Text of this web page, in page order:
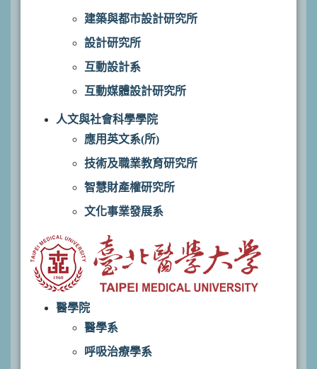
建築與都市設計研究所
設計研究所
互動設計系
互動媒體設計研究所
人文與社會科學學院
應用英文系(所)
技術及職業教育研究所
智慧財產權研究所
文化事業發展系
醫學院
醫學系
呼吸治療學系